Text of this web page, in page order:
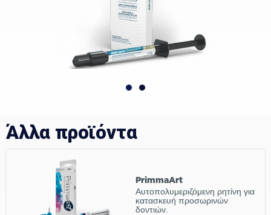
Άλλα προϊόντα
PrimmaArt
Αυτοπολυμεριζόμενη ρητίνη για
κατασκευή προσωρινών
δοντιών.